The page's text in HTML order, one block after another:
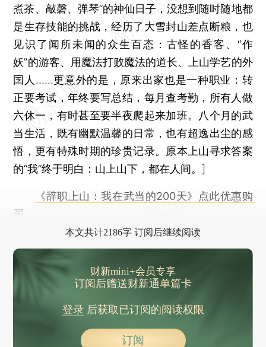
煮茶、敲磬、弹琴”的神仙日子，没想到随时随地都
是生存技能的挑战，经历了大雪封山差点断粮，也
见识了闻所未闻的众生百态：古怪的香客、“作
妖”的游客、用魔法打败魔法的道长、上山学艺的外
国人……更意外的是，原来出家也是一种职业：转
正要考试，年终要写总结，每月查考勤，所有人做
六休一，有时甚至要半夜爬起来加班。八个月的武
当生活，既有幽默温馨的日常，也有超逸出尘的感
悟，更有特殊时期的珍贵记录。原本上山寻求答案
的“我”终于明白：山上山下，都在人间。]
《辞职上山：我在武当的200天》点此优惠购
买
本文共计2186字 订阅后继续阅读
财新mini+会员专享
订阅后赠送财新通单篇卡
登录后获取已订阅的阅读权限
订阅